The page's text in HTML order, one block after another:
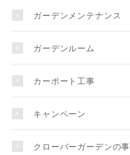
ガーデンメンテナンス
ガーデンルーム
カーポート工事
キャンペーン
クローバーガーデンの事